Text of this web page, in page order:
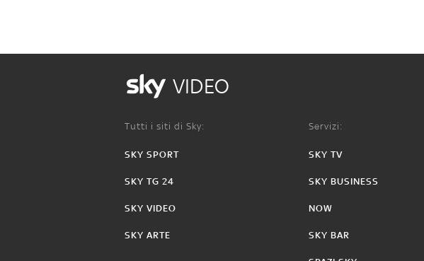
VIDEO
Tutti i siti di Sky:
SKY SPORT
SKY TG 24
SKY VIDEO
SKY ARTE
Servizi:
SKY TV
SKY BUSINESS
NOW
SKY BAR